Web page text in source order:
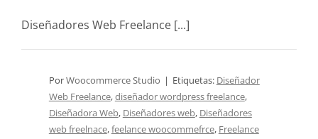
Marketing
Soporte
Diseñadores Web Freelance [...]
PorWoocommerce Studio | Etiquetas: Diseñador
Web Freelance,diseñador wordpress freelance,
Diseñadora Web, Diseñadores web, Diseñadores
web freelnace,feelance woocommefrce, Freelance